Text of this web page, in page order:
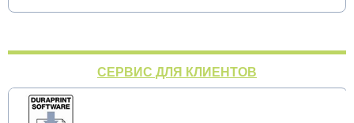
СЕРВИС ДЛЯ КЛИЕНТОВ